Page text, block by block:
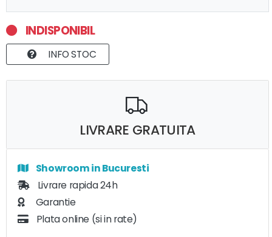
INDISPONIBIL
INFO STOC
LIVRARE GRATUITA
Showroom in Bucuresti
Livrare rapida 24h
Garantie
Plata online (si in rate)